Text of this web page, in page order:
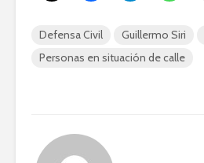
Defensa Civil Guillermo Siri
Personas en situación de calle